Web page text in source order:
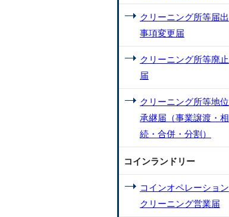
クリーニング所等届出
事項変更届
クリーニング所等廃止
届
クリーニング所等地位
承継届（事業譲渡・相
続・合併・分割）
コインランドリー
コインオペレーション
クリーニング営業届